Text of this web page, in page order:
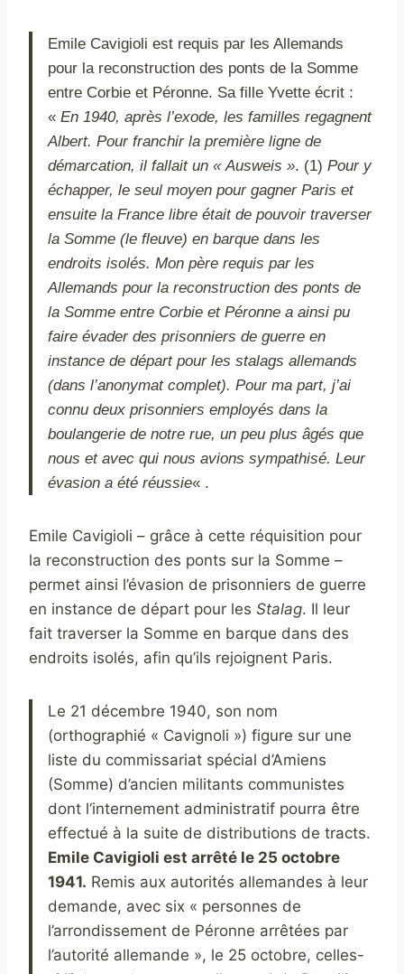
Emile Cavigioli est requis par les Allemands
pour la reconstruction des ponts de la Somme
entre Corbie et Péronne. Sa fille Yvette écrit :
« En 1940, après l’exode, les familles regagnent
Albert. Pour franchir la première ligne de
démarcation, il fallait un « Ausweis ». (1) Pour y
échapper, le seul moyen pour gagner Paris et
ensuite la France libre était de pouvoir traverser
la Somme (le fleuve) en barque dans les
endroits isolés. Mon père requis par les
Allemands pour la reconstruction des ponts de
la Somme entre Corbie et Péronne a ainsi pu
faire évader des prisonniers de guerre en
instance de départ pour les stalags allemands
(dans l’anonymat complet). Pour ma part, j’ai
connu deux prisonniers employés dans la
boulangerie de notre rue, un peu plus âgés que
nous et avec qui nous avions sympathisé. Leur
évasion a été réussie« .
Emile Cavigioli – grâce à cette réquisition pour
la reconstruction des ponts sur la Somme –
permet ainsi l’évasion de prisonniers de guerre
en instance de départ pour les Stalag. Il leur
fait traverser la Somme en barque dans des
endroits isolés, afin qu’ils rejoignent Paris.
Le 21 décembre 1940, son nom
(orthographié « Cavignoli ») figure sur une
liste du commissariat spécial d’Amiens
(Somme) d’ancien militants communistes
dont l‘internement administratif pourra être
effectué à la suite de distributions de tracts.
Emile Cavigioli est arrêté le 25 octobre
1941. Remis aux autorités allemandes à leur
demande, avec six « personnes de
l’arrondissement de Péronne arrêtées par
l’autorité allemande », le 25 octobre, celles-